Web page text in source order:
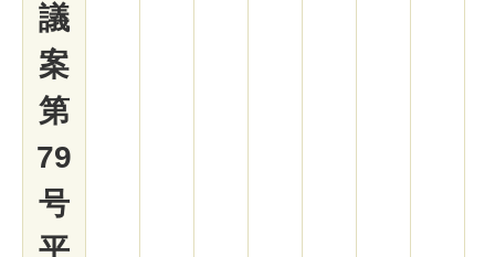
議
案
第
79
号
平